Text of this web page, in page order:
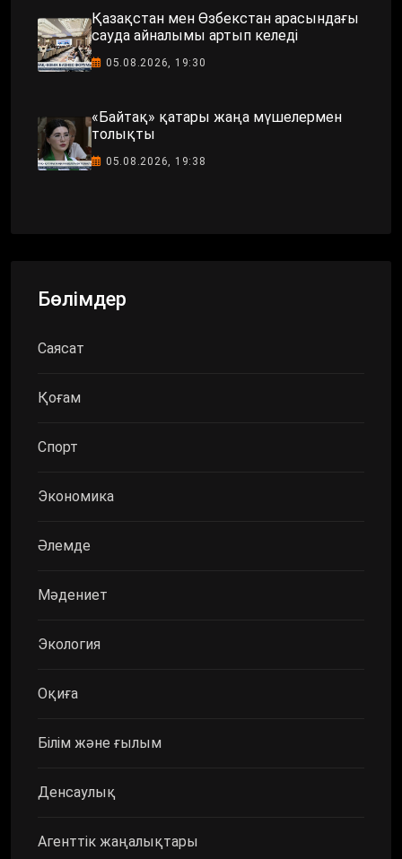
Қазақстан мен Өзбекстан арасындағы
сауда айналымы артып келеді
05.08.2026, 19:30
«Байтақ» қатары жаңа мүшелермен
толықты
05.08.2026, 19:38
Бөлімдер
Саясат
Қоғам
Спорт
Экономика
Әлемде
Мәдениет
Экология
Оқиға
Білім және ғылым
Денсаулық
Агенттік жаңалықтары